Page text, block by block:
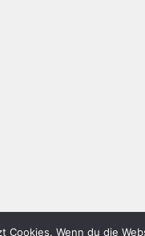
Cookies. Wenn du die